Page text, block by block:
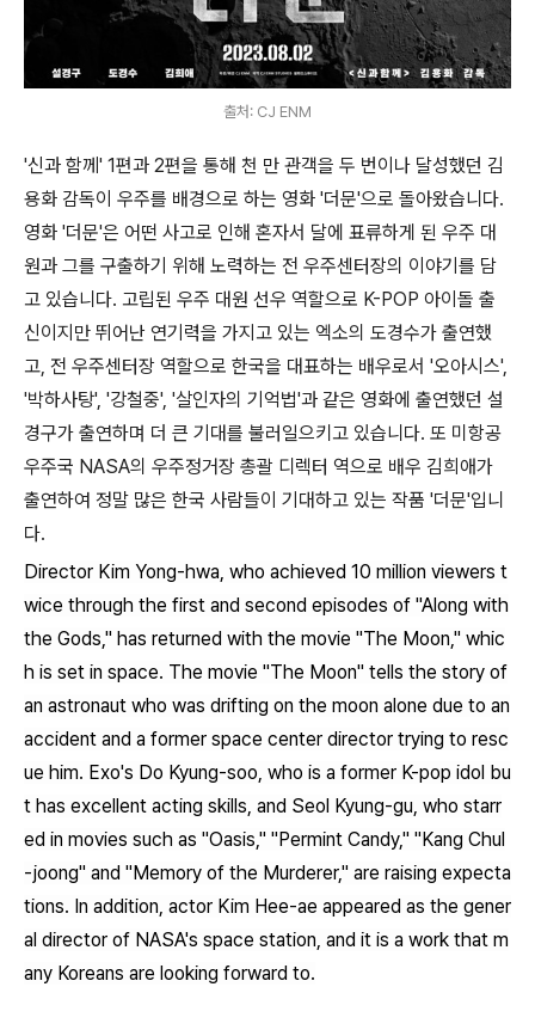
출처: CJ ENM
'신과 함께' 1편과 2편을 통해 천 만 관객을 두 번이나 달성했던 김
용화 감독이 우주를 배경으로 하는 영화 '더문'으로 돌아왔습니다.
영화 '더문'은 어떤 사고로 인해 혼자서 달에 표류하게 된 우주 대
원과 그를 구출하기 위해 노력하는 전 우주센터장의 이야기를 담
고 있습니다. 고립된 우주 대원 선우 역할으로 K-POP 아이돌 출
신이지만 뛰어난 연기력을 가지고 있는 엑소의 도경수가 출연했
고, 전 우주센터장 역할으로 한국을 대표하는 배우로서 '오아시스',
'박하사탕', '강철중', '살인자의 기억법'과 같은 영화에 출연했던 설
경구가 출연하며 더 큰 기대를 불러일으키고 있습니다. 또 미항공
우주국 NASA의 우주정거장 총괄 디렉터 역으로 배우 김희애가
출연하여 정말 많은 한국 사람들이 기대하고 있는 작품 '더문'입니
다.
Director Kim Yong-hwa, who achieved 10 million viewers t
wice through the first and second episodes of "Along with
the Gods," has returned with the movie "The Moon," whic
h is set in space. The movie "The Moon" tells the story of
an astronaut who was drifting on the moon alone due to an
accident and a former space center director trying to resc
ue him. Exo's Do Kyung-soo, who is a former K-pop idol bu
t has excellent acting skills, and Seol Kyung-gu, who starr
ed in movies such as "Oasis," "Permint Candy," "Kang Chul
-joong" and "Memory of the Murderer," are raising expecta
tions. In addition, actor Kim Hee-ae appeared as the gener
al director of NASA's space station, and it is a work that m
any Koreans are looking forward to.